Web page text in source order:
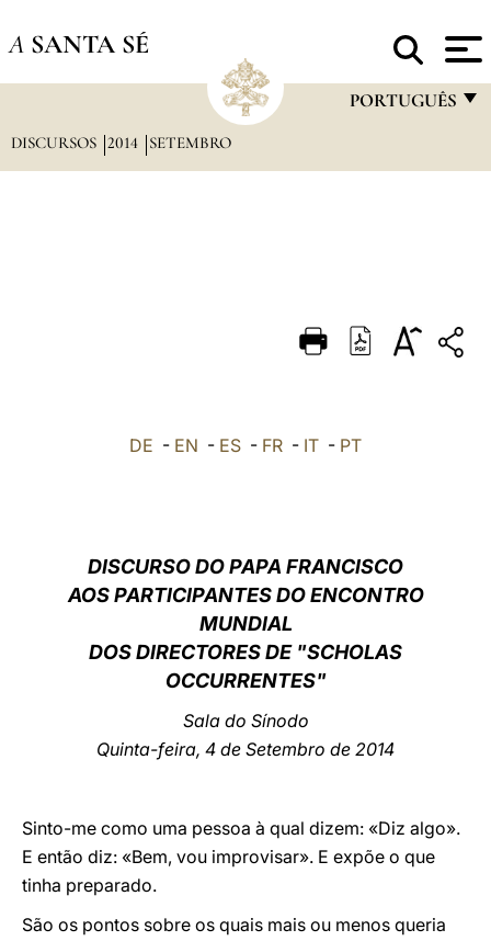
A SANTA SÉ
PORTUGUÊS
DEUTSCH
العربيّة
DISCURSOS 2014 SETEMBRO
DE - EN - ES - FR - IT - PT
DISCURSO DO PAPA FRANCISCO
AOS PARTICIPANTES DO ENCONTRO
MUNDIAL
DOS DIRECTORES DE "SCHOLAS
OCCURRENTES"
Sala do Sínodo
Quinta-feira, 4 de Setembro de 2014
Sinto-me como uma pessoa à qual dizem: «Diz algo».
E então diz: «Bem, vou improvisar». E expõe o que
tinha preparado.
São os pontos sobre os quais mais ou menos queria